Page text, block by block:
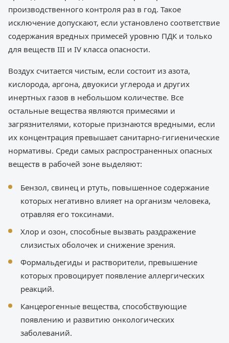
производственного контроля раз в год. Такое
исключение допускают, если установлено соответствие
содержания вредных примесей уровню ПДК и только
для веществ III и IV класса опасности.
Воздух считается чистым, если состоит из азота,
кислорода, аргона, двуокиси углерода и других
инертных газов в небольшом количестве. Все
остальные вещества являются примесями и
загрязнителями, которые признаются вредными, если
их концентрация превышает санитарно-гигиенические
нормативы. Среди самых распространенных опасных
веществ в рабочей зоне выделяют:
Бензол, свинец и ртуть, повышенное содержание
которых негативно влияет на организм человека,
отравляя его токсинами.
Хлор и озон, способные вызвать раздражение
слизистых оболочек и снижение зрения.
Формальдегиды и растворители, превышение
которых провоцирует появление аллергических
реакций.
Канцерогенные вещества, способствующие
появлению и развитию онкологических
заболеваний.